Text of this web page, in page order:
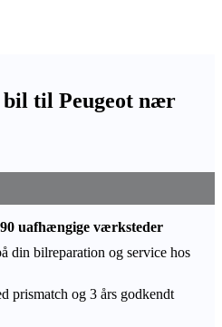
til Peugeot nær
uafhængige værksteder
din bilreparation og service hos
prismatch og 3 års godkendt